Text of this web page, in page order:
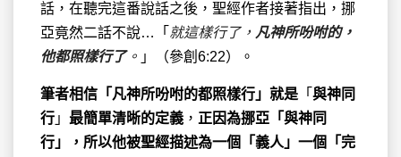
話，在聽完這番說話之後，聖經作者接著指出，挪
亞竟然二話不說…「 就這樣行了， 凡神所吩咐的，
他都照樣行了。 」（參創6:22）。
筆者相信「凡神所吩咐的都照樣行」就是 「 與神同
行 」 最簡單清晰的定義 ， 正因為挪亞「與神同
行」，所以他被聖經描述為一個「義人」一個「完